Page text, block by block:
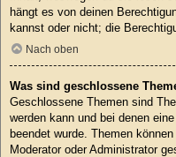
hängt es von deinen
kannst oder nicht; die
Nach oben
Was sind geschlossene
Geschlossene Themen sind
werden kann und bei denen
beendet wurde. Themen
Moderator oder Administrator